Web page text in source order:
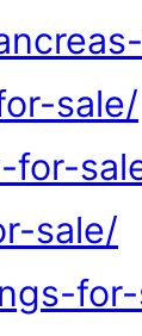
sale/
for-
sale/